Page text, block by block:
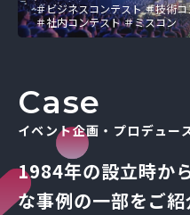
＃ビジネスコンテスト ＃技術
＃社内コンテスト ＃ミスコン
Case
イベント企画・プロデュー
1984年の設立時か
な事例の一部をご紹